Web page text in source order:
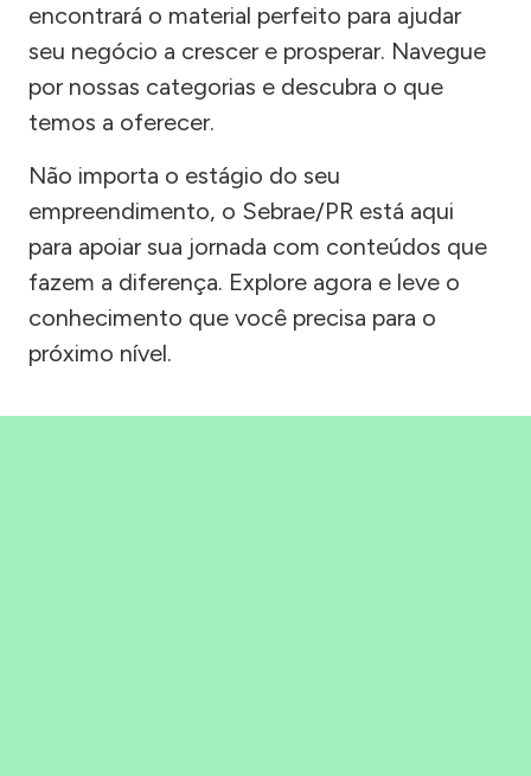
encontrará o material perfeito para ajudar
seu negócio a crescer e prosperar. Navegue
por nossas categorias e descubra o que
temos a oferecer.
Não importa o estágio do seu
empreendimento, o Sebrae/PR está aqui
para apoiar sua jornada com conteúdos que
fazem a diferença. Explore agora e leve o
conhecimento que você precisa para o
próximo nível.